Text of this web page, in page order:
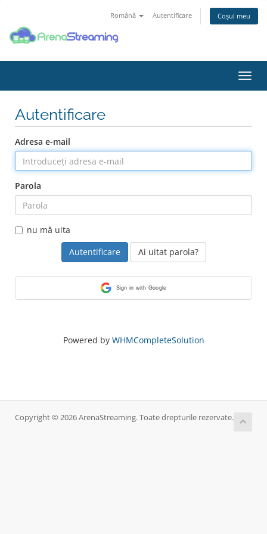
Română Autentificare Coșul meu
Autentificare
Adresa e-mail
Parola
nu mă uita
Ai uitat parola?
Sign in with Google
Powered by WHMCompleteSolution
Copyright © 2026 ArenaStreaming. Toate drepturile rezervate.